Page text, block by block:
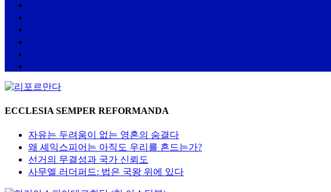
ECCLESIA SEMPER REFORMANDA
자유는 두려움이 없는 영혼의 숨결다
왜 셰익스피어는 아직도 우리를 흔드는가?
선거의 무결성과 국가 신뢰도
사무엘 러더퍼드: 법은 국왕 위에 있다